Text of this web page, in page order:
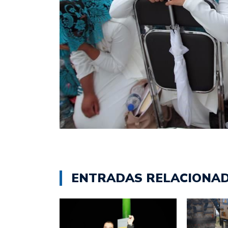
ENTRADAS